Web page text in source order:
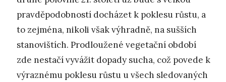
pravděpodobností docházet k poklesu růstu, a
to zejména, nikoli však výhradně, na sušších
stanovištích. Prodloužené vegetační období
zde nestačí vyvážit dopady sucha, což povede k
výraznému poklesu růstu u všech sledovaných